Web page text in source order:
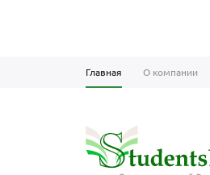
Главная О компании